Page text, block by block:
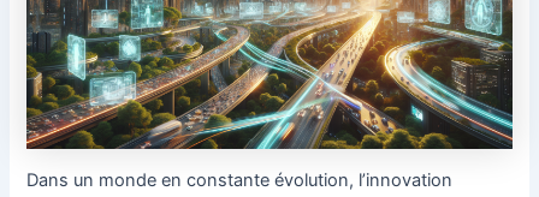
Dans un monde en constante évolution, l’innovation